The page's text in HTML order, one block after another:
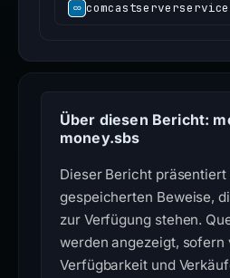
Über diesen Bericht:
money.sbs
Dieser Bericht präsentiert
gespeicherten Beweise,
zur Verfügung stehen.
werden angezeigt, sofern
Verfügbarkeit und